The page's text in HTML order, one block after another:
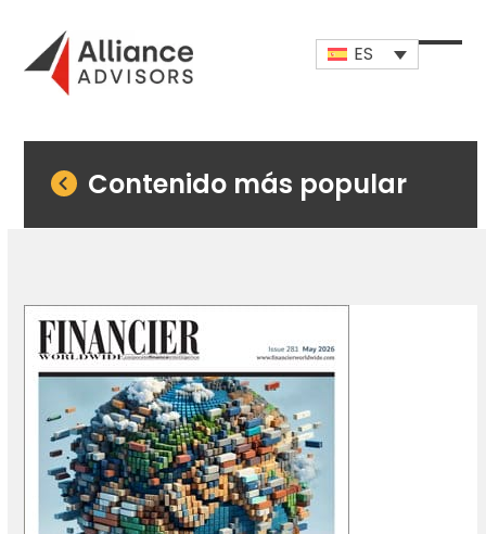
content
ES
Open
Close
Contenido más popular